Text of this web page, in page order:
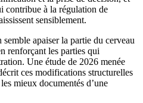
contribue à la régulation de
sensiblement.
apaiser la partie du cerveau
renforçant les parties qui
Une étude de 2026 menée
ces modifications structurelles
mieux documentés d’une